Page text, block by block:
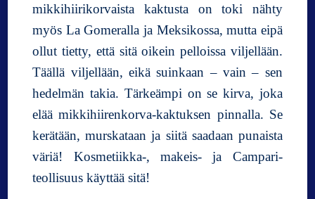
mikkihiirikorvaista kaktusta on toki nähty
myös La Gomeralla ja Meksikossa, mutta eipä
ollut tietty, että sitä oikein pelloissa viljellään.
Täällä viljellään, eikä suinkaan – vain – sen
hedelmän takia. Tärkeämpi on se kirva, joka
elää mikkihiirenkorva-kaktuksen pinnalla. Se
kerätään, murskataan ja siitä saadaan punaista
väriä! Kosmetiikka-, makeis- ja Campari-
teollisuus käyttää sitä!